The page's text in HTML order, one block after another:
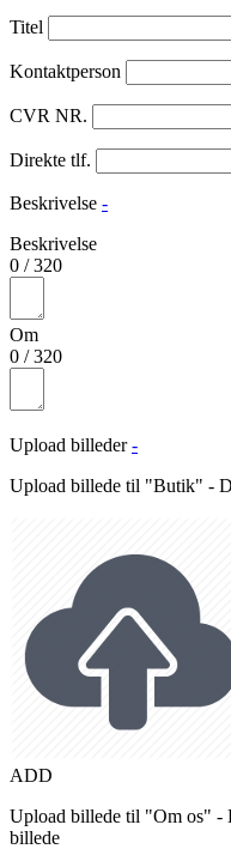
Titel
Kontaktperson
CVR NR.
Direkte tlf.
Beskrivelse -
Beskrivelse
0 /320
Om
0 /320
Upload billeder -
Upload billede til "Butik" -
ADD
Upload billede til "Om os" -
billede